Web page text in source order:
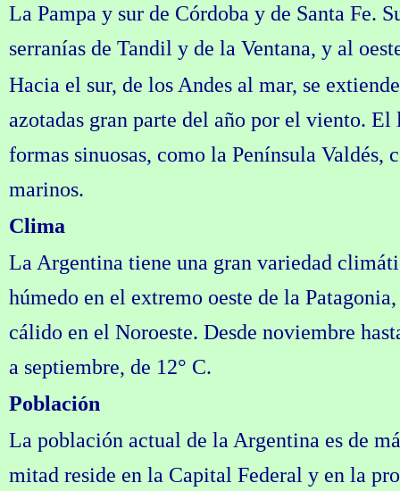
La Pampa y sur de Córdoba y de Santa Fe.
serranías de Tandil y de la Ventana, y al
Hacia el sur, de los Andes al mar, se
azotadas gran parte del año por el viento.
formas sinuosas, como la Península Valdés,
marinos.
Clima
La Argentina tiene una gran variedad
húmedo en el extremo oeste de la
cálido en el Noroeste. Desde noviembre
a septiembre, de 12° C.
Población
La población actual de la Argentina es de
mitad reside en la Capital Federal y en la